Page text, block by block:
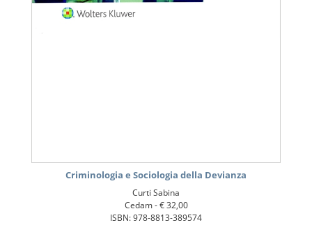
Criminologia e Sociologia della Devianza
Curti Sabina
Cedam -€ 32,00
ISBN: 978-8813-389574